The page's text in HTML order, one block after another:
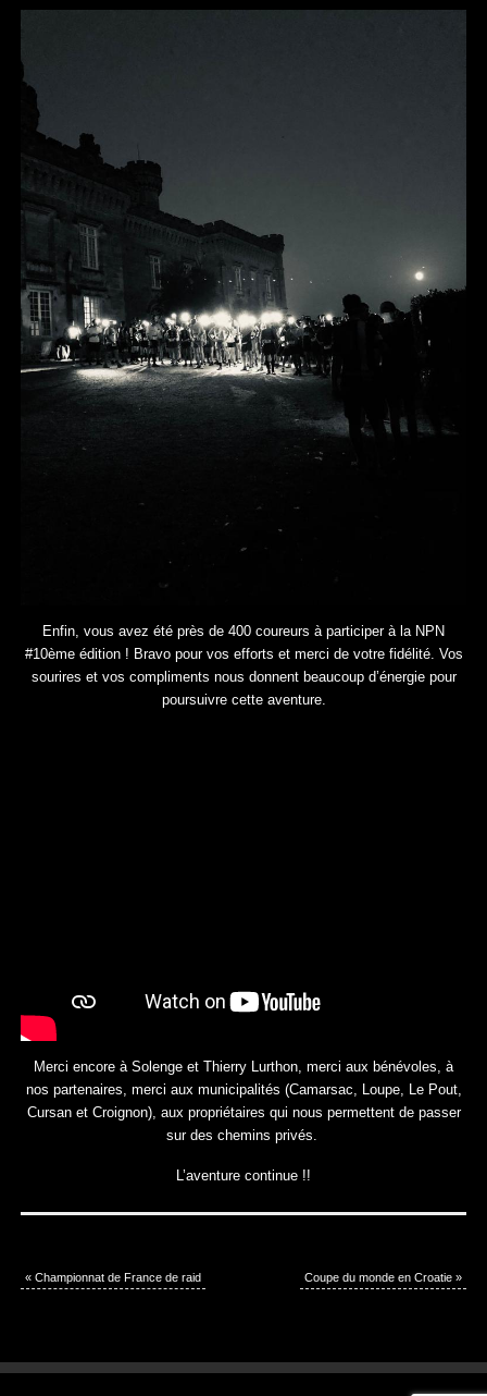
Enfin, vous avez été près de 400 coureurs à participer à la NPN
#10ème édition ! Bravo pour vos efforts et merci de votre fidélité. Vos
sourires et vos compliments nous donnent beaucoup d’énergie pour
poursuivre cette aventure.
Merci encore à Solenge et Thierry Lurthon, merci aux bénévoles, à
nos partenaires, merci aux municipalités (Camarsac, Loupe, Le Pout,
Cursan et Croignon), aux propriétaires qui nous permettent de passer
sur des chemins privés.
L’aventure continue !!
«Championnat de France de raid Coupe du monde en Croatie»